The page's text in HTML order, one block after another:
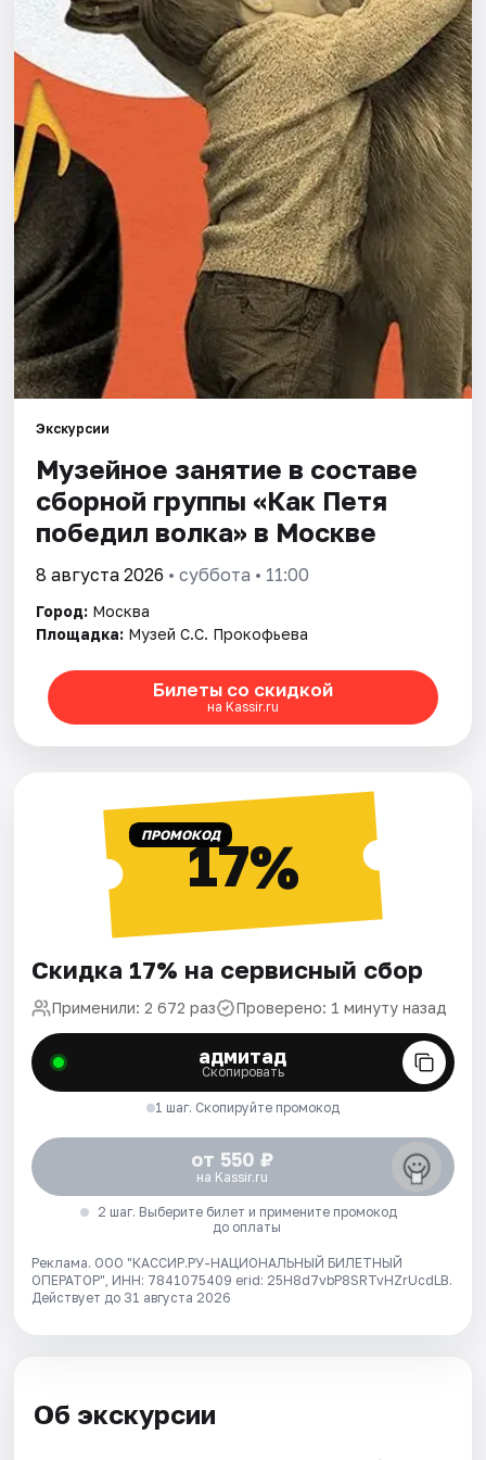
Города
Площадки
Артисты
Рейтинги
Экскурсии
Музейное занятие в составе
сборной группы «Как Петя
победил волкa» в Москве
8 августа 2026 • суббота • 11:00
Город: Москва
Площадка: Музей С.С. Прокофьева
Билеты со скидкой
на Kassir.ru
ПРОМОКОД17%
Скидка 17% на сервисный сбор
Применили: 2 672 раз Проверено: 1 минуту назад
адмитад
Скопировать
1 шаг. Скопируйте промокод
от 550 ₽
на Kassir.ru
2 шаг. Выберите билет и примените промокод
до оплаты
Реклама. ООО "КАССИР.РУ-НАЦИОНАЛЬНЫЙ БИЛЕТНЫЙ
ОПЕРАТОР", ИНН: 7841075409 erid: 25H8d7vbP8SRTvHZrUcdLB.
Действует до 31 августа 2026
Об экскурсии